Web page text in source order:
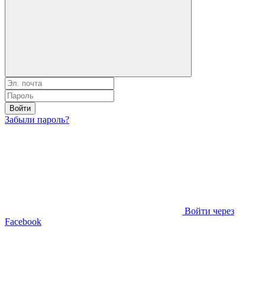
Войти
Забыли пароль?
Войти через
Facebook